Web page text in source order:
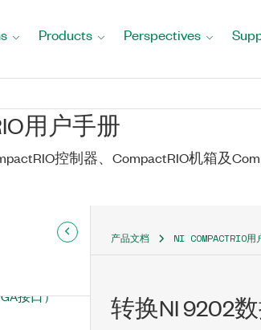
Products Perspectives
用户手册
控制器、CompactRIO机箱及
输入通道
接口）
接口）
（FPGA
接口）
产品文档 NI COMPACTRIO用
转换NI 9202